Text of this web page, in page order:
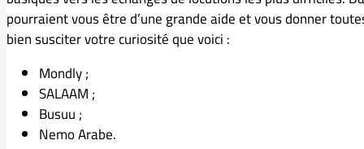
pourraient vous être d’une grande aide et vous donner
bien susciter votre curiosité que voici :
Mondly ;
SALAAM ;
Busuu ;
Nemo Arabe.